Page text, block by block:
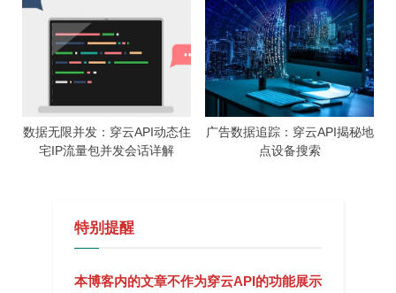
数据无限并发：穿云API动态住
宅IP流量包并发会话详解
广告数据追踪：穿云API揭秘地
点设备搜索
特别提醒
本博客内的文章不作为穿云API的功能展示